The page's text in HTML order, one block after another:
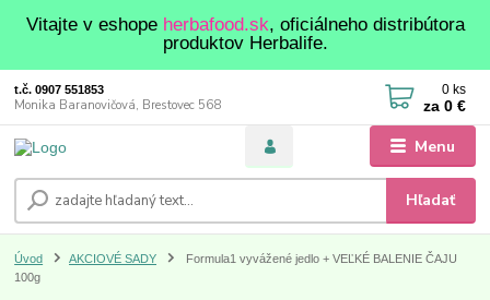
Vitajte v eshope herbafood.sk, oficiálneho distribútora
produktov Herbalife.
Menu
Hľadať
t.č. 0907 551853
Monika Baranovičová, Brestovec 568
0ks
za 0 €
Úvod AKCIOVÉ SADY
Formula1 vyvážené jedlo + VEĽKÉ BALENIE ČAJU
100g